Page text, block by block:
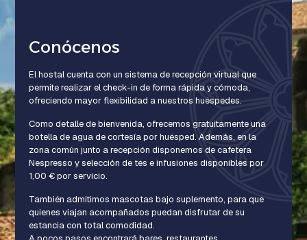
Conócenos
El hostal cuenta con un sistema de recepción virtual que
permite realizar el check-in de forma rápida y cómoda,
ofreciendo mayor flexibilidad a nuestros huéspedes.
Como detalle de bienvenida, ofrecemos gratuitamente una
botella de agua de cortesía por huésped. Además, en la
zona común junto a recepción disponemos de cafetera
Nespresso y selección de tés e infusiones disponibles por
1,00 € por servicio.
También admitimos mascotas bajo suplemento, para que
quienes viajan acompañados puedan disfrutar de su
estancia con total comodidad.